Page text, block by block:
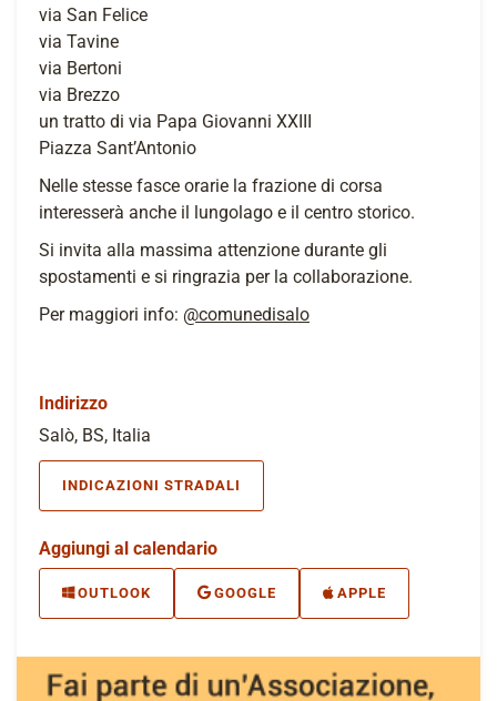
via San Felice
via Tavine
via Bertoni
via Brezzo
un tratto di via Papa Giovanni XXIII
Piazza Sant’Antonio
Nelle stesse fasce orarie la frazione di corsa
interesserà anche il lungolago e il centro storico.
Si invita alla massima attenzione durante gli
spostamenti e si ringrazia per la collaborazione.
Per maggiori info: @comunedisalo
Indirizzo
Salò, BS, Italia
INDICAZIONI STRADALI
Aggiungi al calendario
OUTLOOK GOOGLE APPLE